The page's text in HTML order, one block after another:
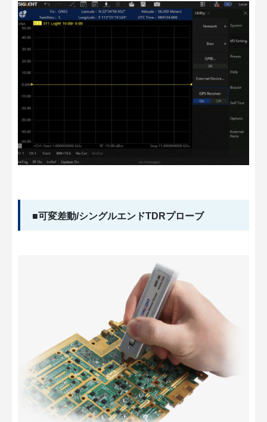
■可変差動/シングルエンドTDRプローブ